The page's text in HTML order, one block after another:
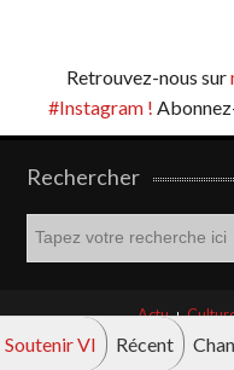
Retrouvez-nous sur
#Instagram !
Soutenir VI Récent
Rechercher
Actu
© Vava